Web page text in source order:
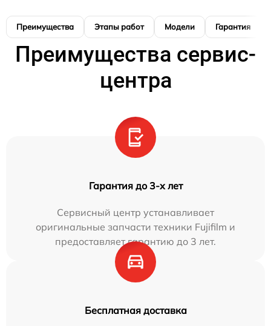
Преимущества Этапы работ Модели Гарантия
Преимущества сервис-
центра
Гарантия до 3-х лет
Сервисный центр устанавливает
оригинальные запчасти техники Fujifilm и
предоставляет гарантию до 3 лет.
Бесплатная доставка